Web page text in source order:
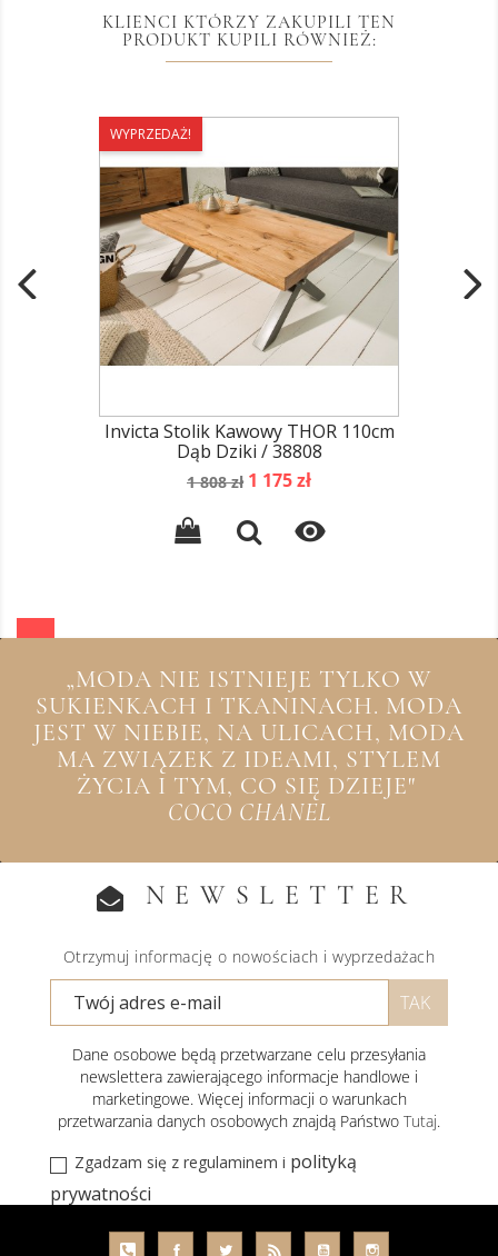
KLIENCI KTÓRZY ZAKUPILI TEN
PRODUKT KUPILI RÓWNIEŻ:
WYPRZEDAŻ!
Invicta Stolik Kawowy THOR 110cm
Dąb Dziki / 38808
Cena
1 808 zł Cena
1 175 zł

„MODA NIE ISTNIEJE TYLKO W
SUKIENKACH I TKANINACH. MODA
JEST W NIEBIE, NA ULICACH, MODA
MA ZWIĄZEK Z IDEAMI, STYLEM
ŻYCIA I TYM, CO SIĘ DZIEJE"
COCO CHANEL
NEWSLETTER
Otrzymuj informację o nowościach i wyprzedażach
Dane osobowe będą przetwarzane celu przesyłania
newslettera zawierającego informacje handlowe i
marketingowe. Więcej informacji o warunkach
przetwarzania danych osobowych znajdą Państwo Tutaj.
Zgadzam się z regulaminem i polityką
prywatności